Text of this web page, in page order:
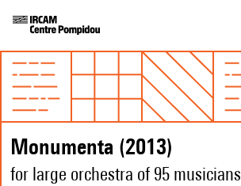
Monumenta (2013)
for large orchestra of 95 musicians